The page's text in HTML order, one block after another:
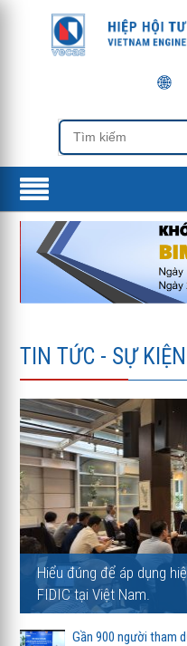
TIN TỨC - SỰ KIỆN
Hiểu đúng để áp dụng
FIDIC tại Việt Nam.
Gần 900 người tham